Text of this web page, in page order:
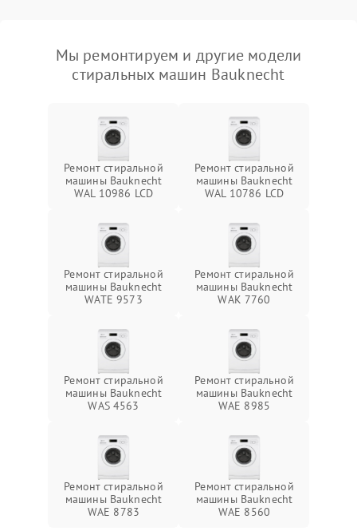
Мы ремонтируем и другие модели
стиральных машин Bauknecht
Ремонт стиральной
машины Bauknecht
WAL 10986 LCD
Ремонт стиральной
машины Bauknecht
WAL 10786 LCD
Ремонт стиральной
машины Bauknecht
WATE 9573
Ремонт стиральной
машины Bauknecht
WAK 7760
Ремонт стиральной
машины Bauknecht
WAS 4563
Ремонт стиральной
машины Bauknecht
WAE 8985
Ремонт стиральной
машины Bauknecht
WAE 8783
Ремонт стиральной
машины Bauknecht
WAE 8560